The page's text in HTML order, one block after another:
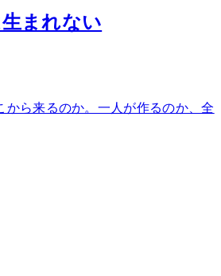
まれない
から来るのか。一人が作るのか、全